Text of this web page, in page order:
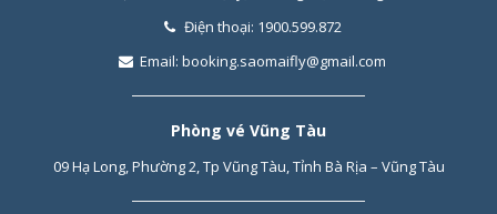
Điện thoại: 1900.599.872
Email: booking.saomaifly@gmail.com
Phòng vé Vũng Tàu
09 Hạ Long, Phường 2, Tp Vũng Tàu, Tỉnh Bà Rịa – Vũng Tàu